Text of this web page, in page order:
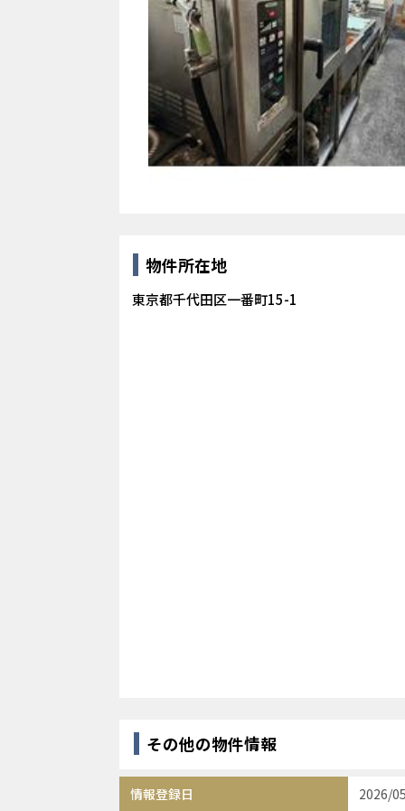
物件所在地
東京都千代田区一番町15-1
その他の物件情報
情報登録日 2026/